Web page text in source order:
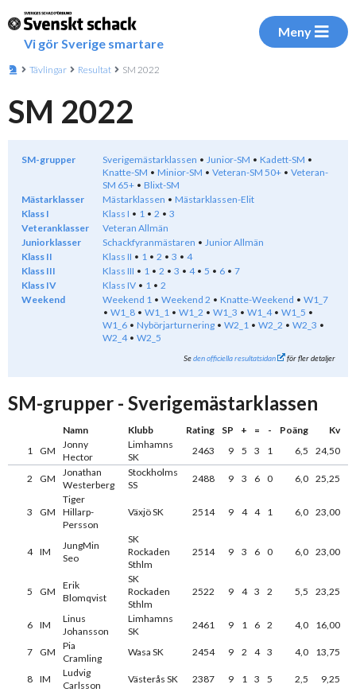
Vi gör Sverige smartare
Meny
Tävlingar Resultat SM 2022
SM 2022
SM-grupper Sverigemästarklassen Junior-SM
Kadett-SM
Knatte-SM
Minior-SM Veteran-SM 50+
Veteran-
SM 65+
Blixt-SM
Mästarklasser
Mästarklassen
Mästarklassen-Elit
Klass I
Klass I 1 2
3
Veteranklasser
Veteran Allmän
Juniorklasser
Schackfyranmästaren
Junior Allmän
Klass II
Klass II 1 2 3
4
Klass III
Klass III 1 2 3 4 5 6
7
Klass IV
Klass IV 1
2
Weekend
Weekend 1 Weekend 2 Knatte-Weekend
W1_7
W1_8
W1_1 W1_2 W1_3 W1_4
W1_5
W1_6
Nybörjarturnering W2_1 W2_2
W2_3
W2_4
W2_5
Seden officiella resultatsidan för fler detaljer
SM-grupper - Sverigemästarklassen
Namn Klubb Rating SP + = - Poäng
Kv
1
GM
Jonny
Hector
Limhamns
SK
2463 9 5 3 1 6,5 24,50
2 GM
Jonathan
Westerberg
Stockholms
SS
2488 9 3 6 0 6,0 25,25
3 GM
Tiger
Hillarp-
Persson
Växjö SK 2514 9 4 4 1 6,0 23,00
4 IM
JungMin
Seo
SK
Rockaden
Sthlm
2514 9 3 6 0 6,0 23,00
5 GM
Erik
Blomqvist
SK
Rockaden
Sthlm
2522 9 4 3 2 5,5 23,25
6 IM
Linus
Johansson
Limhamns
SK
2461 9 1 6 2 4,0 16,00
7 GM
Pia
Cramling
Wasa SK 2454 9 2 4 3 4,0 13,75
8 IM
Ludvig
Carlsson
Västerås SK 2387 9 1 3 5 2,5
9,25